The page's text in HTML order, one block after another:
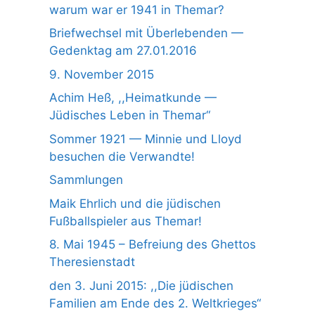
warum war er 1941 in Themar?
Briefwechsel mit Überlebenden —
Gedenktag am 27.01.2016
9. November 2015
Achim Heß, ,,Heimatkunde —
Jüdisches Leben in Themar“
Sommer 1921 — Minnie und Lloyd
besuchen die Verwandte!
Sammlungen
Maik Ehrlich und die jüdischen
Fußballspieler aus Themar!
8. Mai 1945 – Befreiung des Ghettos
Theresienstadt
den 3. Juni 2015: ,,Die jüdischen
Familien am Ende des 2. Weltkrieges“